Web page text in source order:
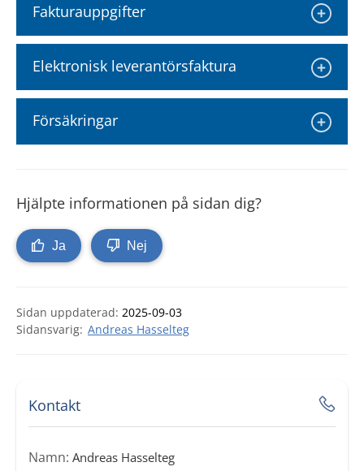
Fakturauppgifter
Elektronisk leverantörsfaktura
Försäkringar
Hjälpte informationen på sidan dig?
Ja Nej
Sidan uppdaterad: 2025-09-03
Andreas Hasselteg
Kontakt
Namn: Andreas Hasselteg